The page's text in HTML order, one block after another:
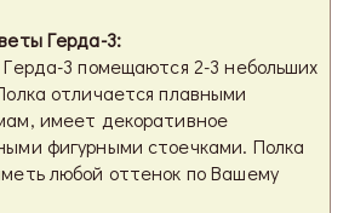
Герда-3:
3 помещаются 2-3 небольших
отличается плавными
имеет декоративное
фигурными стоечками. Полка
любой оттенок по Вашему